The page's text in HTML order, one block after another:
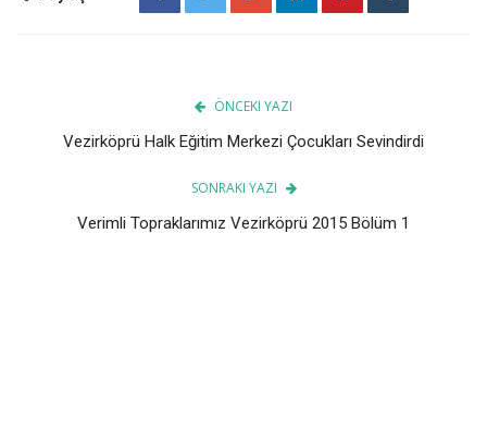
ÖNCEKI YAZI
Vezirköprü Halk Eğitim Merkezi Çocukları Sevindirdi
SONRAKI YAZI
Verimli Topraklarımız Vezirköprü 2015 Bölüm 1